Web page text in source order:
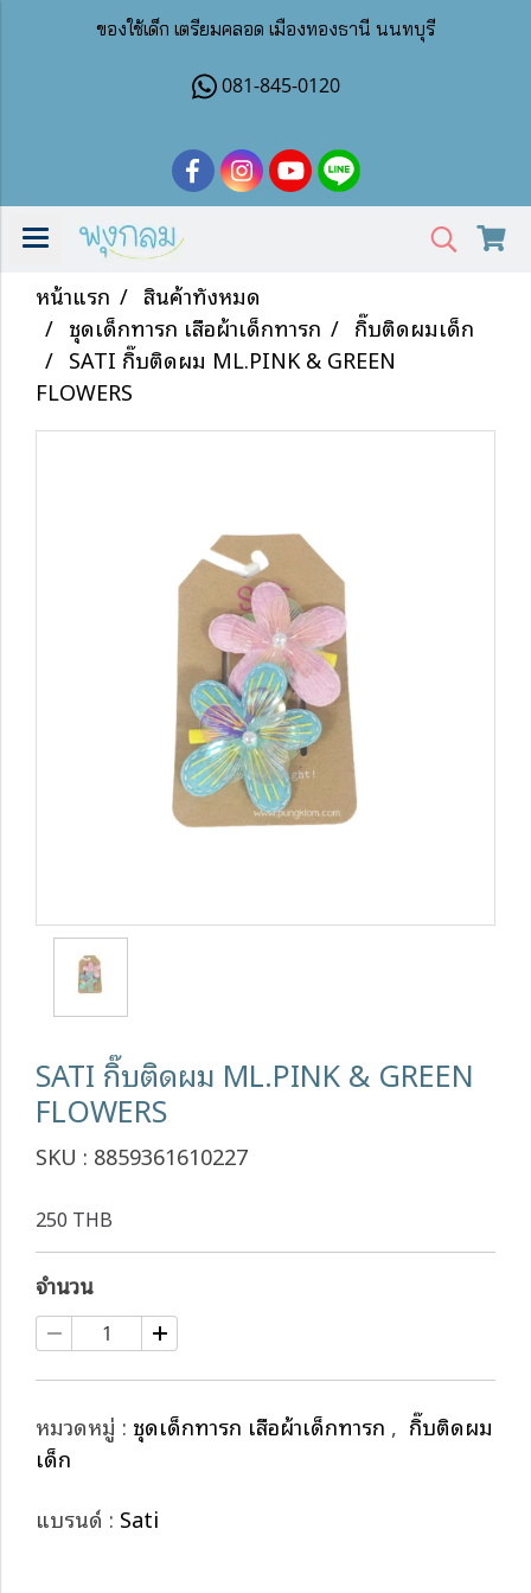
ของใช้เด็ก เตรียมคลอด เมืองทองธานี นนทบุรี
081-845-0120
หน้าแรก
สินค้าทั้งหมด
ชุดเด็กทารก เสื้อผ้าเด็กทารก
กิ๊บติดผมเด็ก
SATI กิ๊บติดผม ML.PINK & GREEN
FLOWERS
SATI กิ๊บติดผม ML.PINK & GREEN
FLOWERS
SKU : 8859361610227
250 THB
จำนวน
หมวดหมู่ : ชุดเด็กทารก เสื้อผ้าเด็กทารก , กิ๊บติดผม
เด็ก
แบรนด์ : Sati